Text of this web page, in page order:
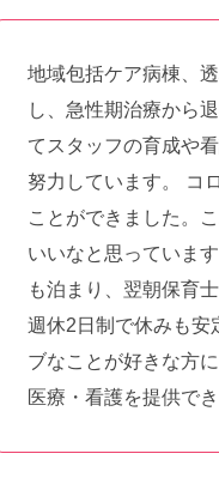
地域包括ケア病棟、
し、急性期治療から
てスタッフの育成や
努力しています。 コ
ことができました。
いいなと思っていま
も泊まり、翌朝保育
週休2日制で休みも安
ブなことが好きな方
医療・看護を提供で